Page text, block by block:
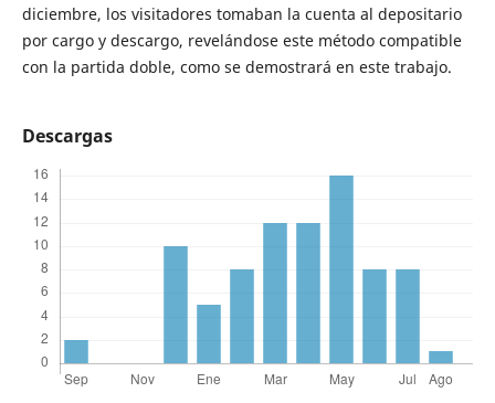
diciembre, los visitadores tomaban la cuenta al depositario
por cargo y descargo, revelándose este método compatible
con la partida doble, como se demostrará en este trabajo.
Descargas